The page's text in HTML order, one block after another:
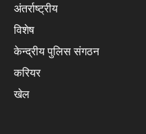
अंतर्राष्ट्रीय
विशेष
केन्द्रीय पुलिस संगठन
करियर
खेल